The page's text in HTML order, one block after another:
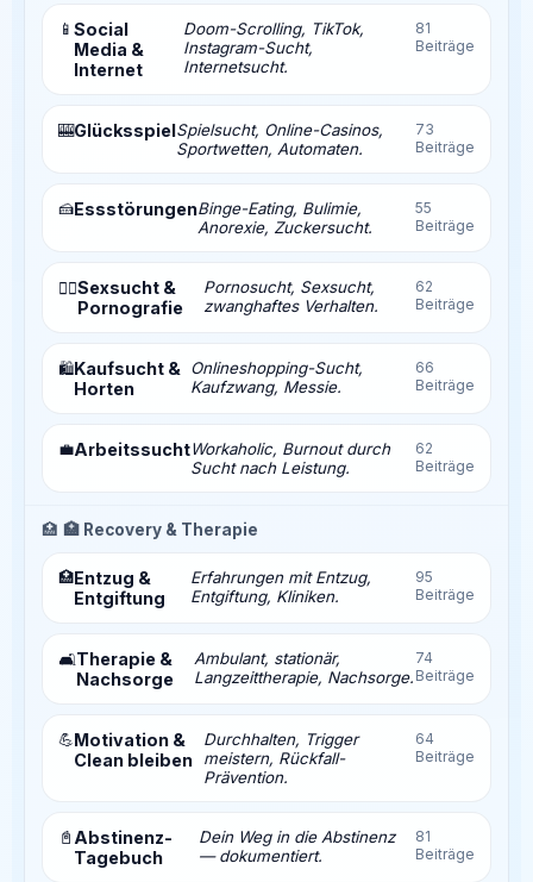
📱 Social
Media &
Internet
Doom-Scrolling, TikTok,
Instagram-Sucht,
Internetsucht.
81
Beiträge
🎰GlücksspielSpielsucht, Online-Casinos,
Sportwetten, Automaten.
73
Beiträge
🍰EssstörungenBinge-Eating, Bulimie,
Anorexie, Zuckersucht.
55
Beiträge
❤️‍🔥Sexsucht &
Pornografie
Pornosucht, Sexsucht,
zwanghaftes Verhalten.
62
Beiträge
🛍️Kaufsucht &
Horten
Onlineshopping-Sucht,
Kaufzwang, Messie.
66
Beiträge
💼ArbeitssuchtWorkaholic, Burnout durch
Sucht nach Leistung.
62
Beiträge
🏥 🏥 Recovery & Therapie
🏥Entzug &
Entgiftung
Erfahrungen mit Entzug,
Entgiftung, Kliniken.
95
Beiträge
🛋️Therapie &
Nachsorge
Ambulant, stationär,
Langzeittherapie, Nachsorge.
74
Beiträge
💪Motivation &
Clean bleiben
Durchhalten, Trigger
meistern, Rückfall-
Prävention.
64
Beiträge
📓 Abstinenz-
Tagebuch
Dein Weg in die Abstinenz
— dokumentiert.
81
Beiträge